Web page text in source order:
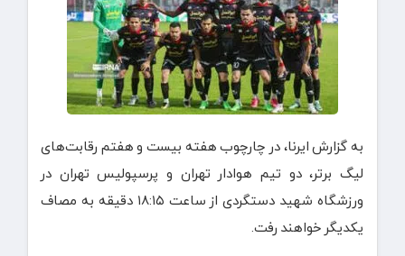
به گزارش ایرنا، در چارچوب هفته بیست و هفتم رقابت‌های
لیگ برتر، دو تیم هوادار تهران و پرسپولیس تهران در
ورزشگاه شهید دستگردی از ساعت ۱۸:۱۵ دقیقه به مصاف
یکدیگر خواهند رفت.